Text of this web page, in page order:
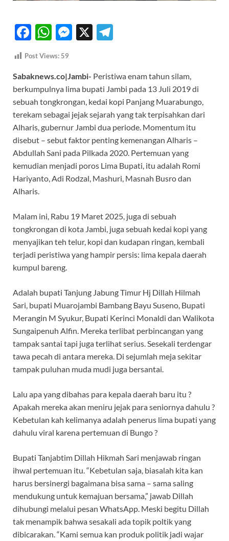
F
ac
e
b
o
o
k
W
at
s
A
p
p
M
n
g
er
X
gr
a
m
Post Views: 59
Sabaknews.co|Jambi- Peristiwa enam tahun silam,
berkumpulnya lima bupati Jambi pada 13 Juli 2019 di
sebuah tongkrongan, kedai kopi Panjang Muarabungo,
terekam sebagai jejak sejarah yang tak terpisahkan dari
Alharis, gubernur Jambi dua periode. Momentum itu
disebut – sebut faktor penting kemenangan Alharis –
Abdullah Sani pada Pilkada 2020. Pertemuan yang
kemudian menjadi poros Lima Bupati, itu adalah Romi
Hariyanto, Adi Rodzal, Mashuri, Masnah Busro dan
Alharis.
Malam ini, Rabu 19 Maret 2025, juga di sebuah
tongkrongan di kota Jambi, juga sebuah kedai kopi yang
menyajikan teh telur, kopi dan kudapan ringan, kembali
terjadi peristiwa yang hampir persis: lima kepala daerah
kumpul bareng.
Adalah bupati Tanjung Jabung Timur Hj Dillah Hilmah
Sari, bupati Muarojambi Bambang Bayu Suseno, Bupati
Merangin M Syukur, Bupati Kerinci Monaldi dan Walikota
Sungaipenuh Alfin. Mereka terlibat perbincangan yang
tampak santai tapi juga terlihat serius. Sesekali terdengar
tawa pecah di antara mereka. Di sejumlah meja sekitar
tampak puluhan muda mudi juga bersantai.
Lalu apa yang dibahas para kepala daerah baru itu ?
Apakah mereka akan meniru jejak para seniornya dahulu ?
Kebetulan kah kelimanya adalah penerus lima bupati yang
dahulu viral karena pertemuan di Bungo ?
Bupati Tanjabtim Dillah Hikmah Sari menjawab ringan
ihwal pertemuan itu. “Kebetulan saja, biasalah kita kan
harus bersinergi bagaimana bisa sama – sama saling
mendukung untuk kemajuan bersama,” jawab Dillah
dihubungi melalui pesan WhatsApp. Meski begitu Dillah
tak menampik bahwa sesakali ada topik poltik yang
dibicarakan. “Kami semua kan produk politik jadi wajar